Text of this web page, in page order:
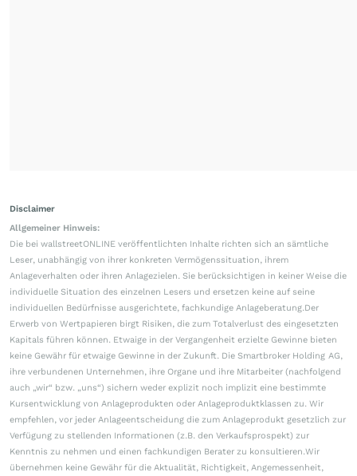
Disclaimer
Allgemeiner Hinweis:
Die bei wallstreetONLINE veröffentlichten Inhalte richten sich an sämtliche
Leser, unabhängig von ihrer konkreten Vermögenssituation, ihrem
Anlageverhalten oder ihren Anlagezielen. Sie berücksichtigen in keiner Weise die
individuelle Situation des einzelnen Lesers und ersetzen keine auf seine
individuellen Bedürfnisse ausgerichtete, fachkundige Anlageberatung.Der
Erwerb von Wertpapieren birgt Risiken, die zum Totalverlust des eingesetzten
Kapitals führen können. Etwaige in der Vergangenheit erzielte Gewinne bieten
keine Gewähr für etwaige Gewinne in der Zukunft. Die Smartbroker Holding AG,
ihre verbundenen Unternehmen, ihre Organe und ihre Mitarbeiter (nachfolgend
auch „wir“ bzw. „uns“) sichern weder explizit noch implizit eine bestimmte
Kursentwicklung von Anlageprodukten oder Anlageproduktklassen zu. Wir
empfehlen, vor jeder Anlageentscheidung die zum Anlageprodukt gesetzlich zur
Verfügung zu stellenden Informationen (z.B. den Verkaufsprospekt) zur
Kenntnis zu nehmen und einen fachkundigen Berater zu konsultieren.Wir
übernehmen keine Gewähr für die Aktualität, Richtigkeit, Angemessenheit,